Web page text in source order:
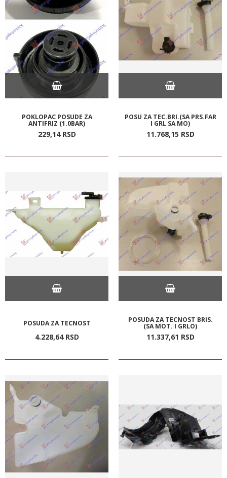
POKLOPAC POSUDE ZA
ANTIFRIZ (1.0BAR)
229,14 RSD
POSU ZA TEC.BRI.(SA PRS.FAR
I GRL SA MO)
11.768,15 RSD
POSUDA ZA TECNOST
4.228,64 RSD
POSUDA ZA TECNOST BRIS.
(SA MOT. I GRLO)
11.337,61 RSD